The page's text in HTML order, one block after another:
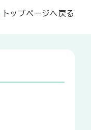
トップページへ戻る